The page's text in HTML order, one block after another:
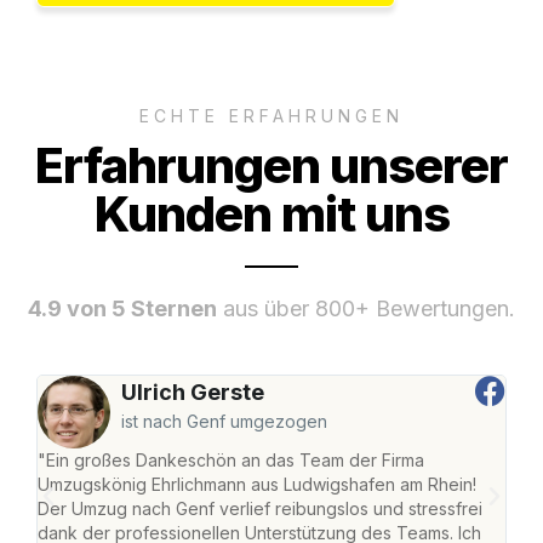
ECHTE ERFAHRUNGEN
Erfahrungen unserer
Kunden mit uns
4.9 von 5 Sternen aus über 800+ Bewertungen.
Ulrich Gerste
ist nach Genf umgezogen
"Ein großes Dankeschön an das Team der Firma
Umzugskönig Ehrlichmann aus Ludwigshafen am Rhein!
Der Umzug nach Genf verlief reibungslos und stressfrei
dank der professionellen Unterstützung des Teams. Ich